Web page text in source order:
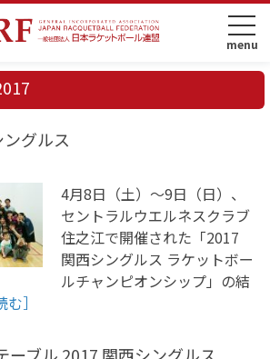
グルス
4月8日（土）〜9日（日）、
セントラルウエルネスクラブ
住之江で開催された「2017
関西シングルス ラケットボー
ルチャンピオンシップ」の結
］
ーブル 2017 関西シングルス